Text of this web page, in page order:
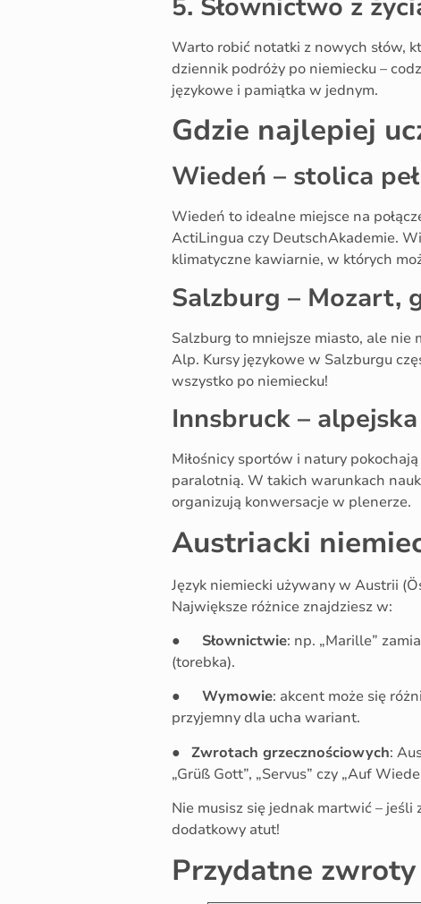
5. Słownictwo z
Warto robić notatki z nowych słów,
dziennik podróży po niemiecku –
językowe i pamiątka w jednym.
Gdzie najlepiej
Wiedeń – stolica
Wiedeń to idealne miejsce na
ActiLingua czy DeutschAkademie.
klimatyczne kawiarnie, w których
Salzburg – Mozart,
Salzburg to mniejsze miasto, ale nie
Alp. Kursy językowe w Salzburgu
wszystko po niemiecku!
Innsbruck –
Miłośnicy sportów i natury
paralotnią. W takich warunkach
organizują konwersacje w plenerze.
Austriacki
Język niemiecki używany w Austrii
Największe różnice znajdziesz w:
● Słownictwie: np. „Marille”
(torebka).
● Wymowie: akcent może się
przyjemny dla ucha wariant.
● Zwrotach grzecznościowych:
„Grüß Gott”, „Servus” czy „Auf
Nie musisz się jednak martwić –
dodatkowy atut!
Przydatne